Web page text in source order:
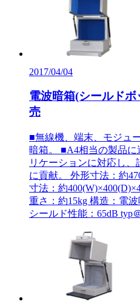
2017/04/04
電波暗箱(シールド
売
■無線機、端末、モジュ
暗箱。 ■A4相当の製品
リケーションに対応し
に貢献。 外形寸法：約
寸法：約
重さ：約15kg 構造：電
シールド性能：65dB typ